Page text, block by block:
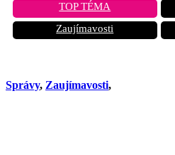
TOP TÉMA
Zaujímavosti
Správy, Zaujímavosti,